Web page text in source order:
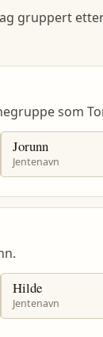
gruppert
som
Jorunn
Jentenavn
Hilde
Jentenavn